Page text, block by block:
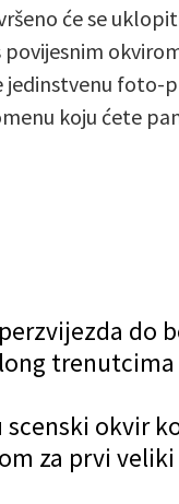
će se
foto-
koju ćete
do
scenski okvir
za prvi veliki